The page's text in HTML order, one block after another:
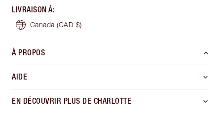
LIVRAISON À:
Canada (CAD $)
À PROPOS
AIDE
EN DÉCOUVRIR PLUS DE CHARLOTTE